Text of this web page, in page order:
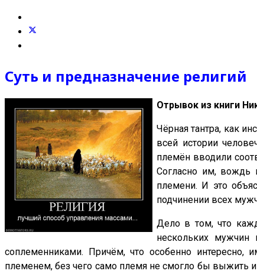
Суть и предназначение религий
Отрывок из книги
Чёрная тантра, как
всей истории
племён вводили
Согласно им, вождь
племени. И это
подчинении всех
Дело в том, что
нескольких мужчин
соплеменниками. Причём, что особенно интересно,
племенем, без чего само племя не смогло бы выжить